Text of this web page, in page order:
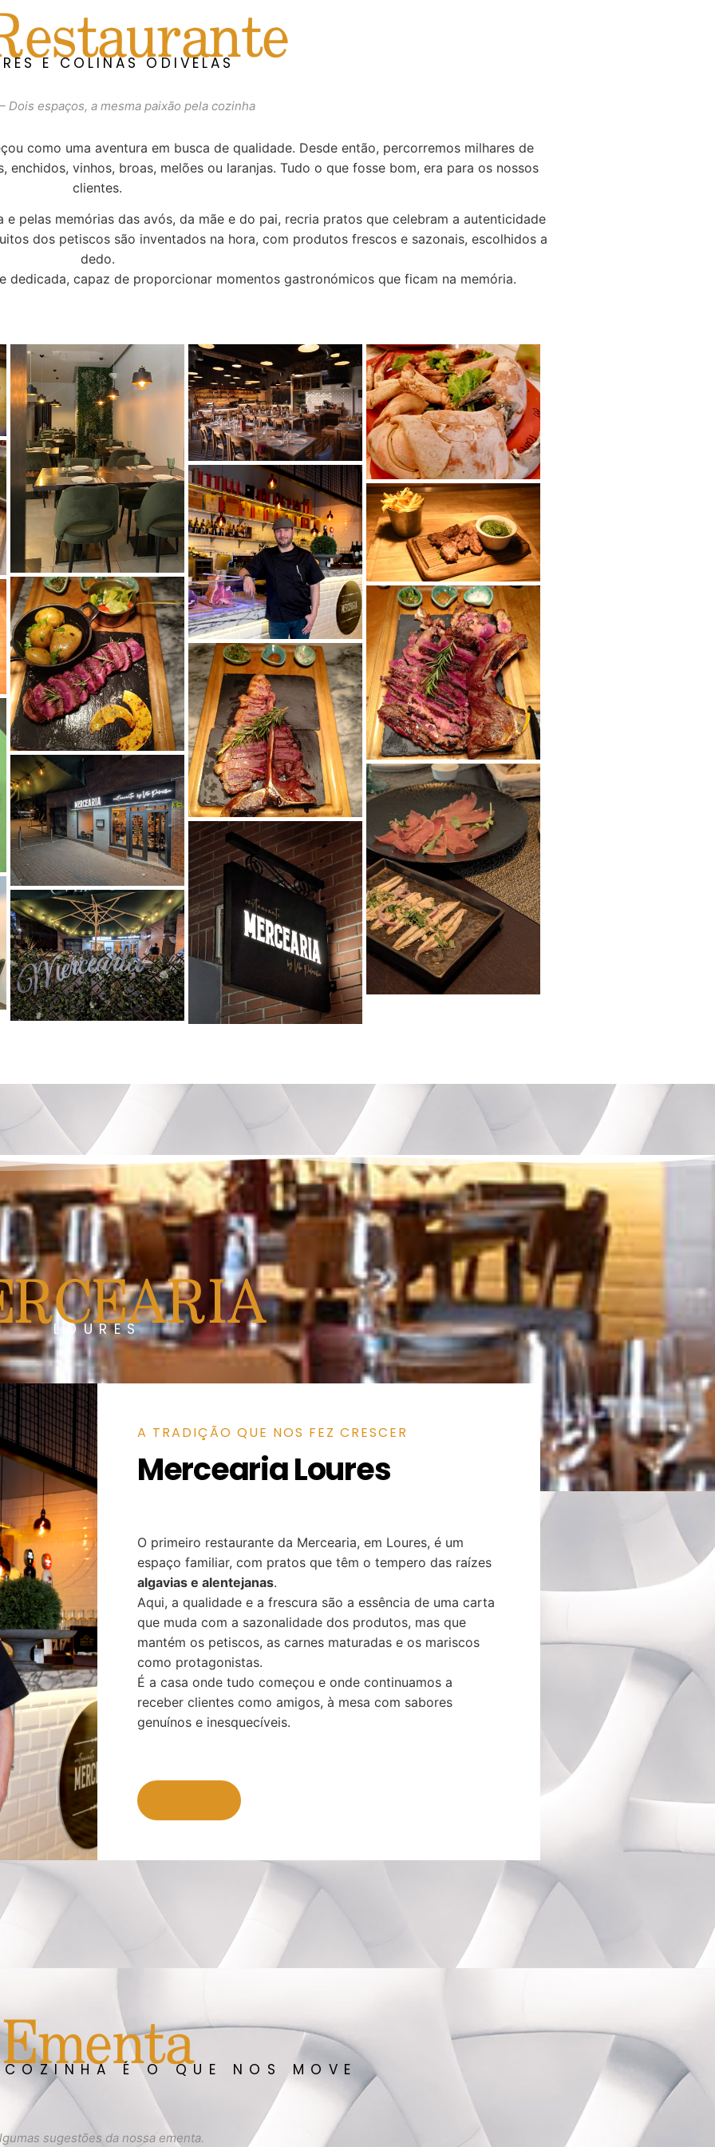
E COLINAS ODIVELAS
Dois espaços, a mesma paixão pela cozinha
como uma aventura em busca de qualidade. Desde então, percorremos milhares de
vinhos, broas, melões ou laranjas. Tudo o que fosse bom, era para os nossos
clientes.
pelas memórias das avós, da mãe e do pai, recria pratos que celebram a autenticidade
dos petiscos são inventados na hora, com produtos frescos e sazonais, escolhidos a
dedo.
dedicada, capaz de proporcionar momentos gastronómicos que ficam na memória.
LOURES
A TRADIÇÃO QUE NOS FEZ CRESCER
Mercearia Loures
O primeiro restaurante da Mercearia, em Loures, é um
espaço familiar, com pratos que têm o tempero das raízes
algavias e alentejanas.
Aqui, a qualidade e a frescura são a essência de uma carta
que muda com a sazonalidade dos produtos, mas que
mantém os petiscos, as carnes maturadas e os mariscos
como protagonistas.
É a casa onde tudo começou e onde continuamos a
receber clientes como amigos, à mesa com sabores
genuínos e inesquecíveis.
EmentaÉ O QUE NOS MOVE
sugestões da nossa ementa.